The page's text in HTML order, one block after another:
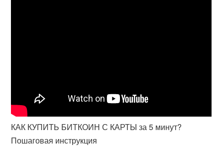
КАК КУПИТЬ БИТКОИН С КАРТЫ за 5 минут?
Пошаговая инструкция